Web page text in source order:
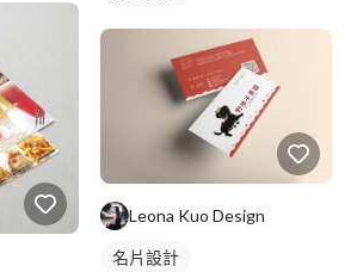
Leona Kuo Design
名片設計